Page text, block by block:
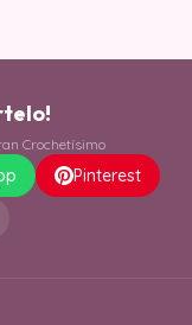
Crochetísimo
Pinterest